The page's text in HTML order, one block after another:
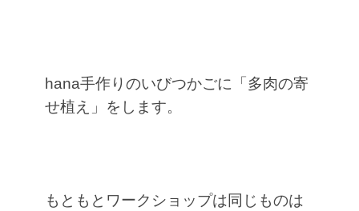
hana手作りのいびつかごに「多肉の寄
せ植え」をします。
もともとワークショップは同じものは